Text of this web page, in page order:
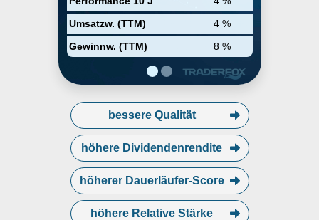
Umsatzw. (TTM)
4 %
Gewinnw. (TTM)
8 %
bessere Qualität
höhere Dividendenrendite
höherer Dauerläufer-Score
höhere Relative Stärke